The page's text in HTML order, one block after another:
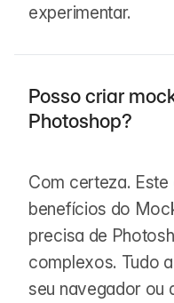
experimentar.
Posso criar
Photoshop?
Com certeza. Este
benefícios do
precisa de
complexos. Tudo
seu navegador ou